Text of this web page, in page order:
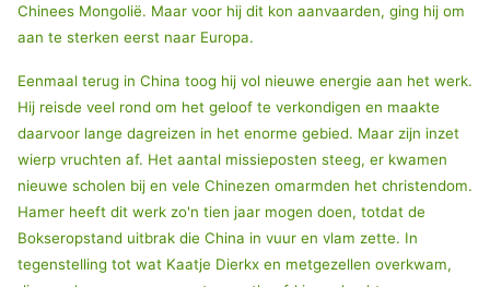
Chinees Mongolië. Maar voor hij dit kon aanvaarden, ging hij om
aan te sterken eerst naar Europa.
Eenmaal terug in China toog hij vol nieuwe energie aan het werk.
Hij reisde veel rond om het geloof te verkondigen en maakte
daarvoor lange dagreizen in het enorme gebied. Maar zijn inzet
wierp vruchten af. Het aantal missieposten steeg, er kwamen
nieuwe scholen bij en vele Chinezen omarmden het christendom.
Hamer heeft dit werk zo'n tien jaar mogen doen, totdat de
Bokseropstand uitbrak die China in vuur en vlam zette. In
tegenstelling tot wat Kaatje Dierkx en metgezellen overkwam,